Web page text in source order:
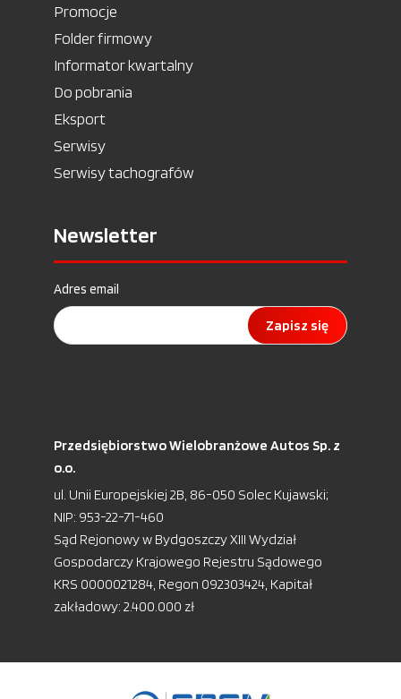
Promocje
Folder firmowy
Informator kwartalny
Do pobrania
Eksport
Serwisy
Serwisy tachografów
Newsletter
Adres email
Zapisz się
Przedsiębiorstwo Wielobranżowe Autos Sp. z
o.o.
ul. Unii Europejskiej 2B, 86-050 Solec Kujawski;
NIP: 953-22-71-460
Sąd Rejonowy w Bydgoszczy XIII Wydział
Gospodarczy Krajowego Rejestru Sądowego
KRS 0000021284, Regon 092303424, Kapitał
zakładowy: 2.400.000 zł